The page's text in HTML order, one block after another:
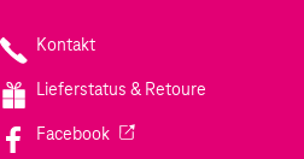
Kontakt
Lieferstatus & Retoure
Facebook(Wird in einem neuen Tab